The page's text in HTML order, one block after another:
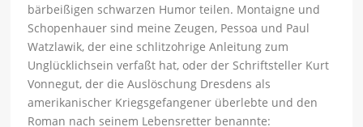
bärbeißigen schwarzen Humor teilen. Montaigne und
Schopenhauer sind meine Zeugen, Pessoa und Paul
Watzlawik, der eine schlitzohrige Anleitung zum
Unglücklichsein verfaßt hat, oder der Schriftsteller Kurt
Vonnegut, der die Auslöschung Dresdens als
amerikanischer Kriegsgefangener überlebte und den
Roman nach seinem Lebensretter benannte: